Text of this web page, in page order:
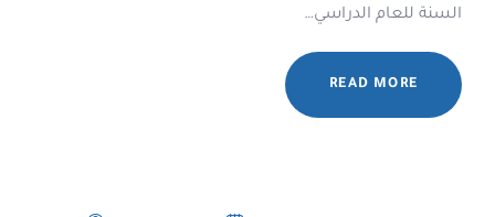
السنة للعام الدراسي…
READ MORE